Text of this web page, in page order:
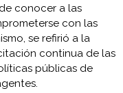
conocer a las
con las
se refirió a la
continua de las
públicas de